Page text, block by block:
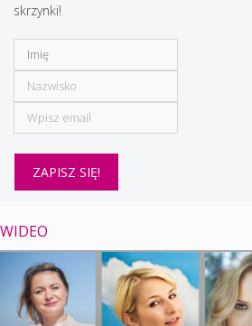
skrzynki!
WIDEO